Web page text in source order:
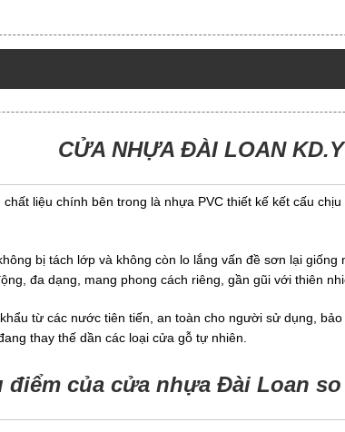
CỬA NHỰA ĐÀI LOAN
liệu chính bên trong là nhựa PVC thiết kế kết cấu
bị tách lớp và không còn lo lắng vấn đề sơn lại
đa dạng, mang phong cách riêng, gần gũi với thiên
từ các nước tiên tiến, an toàn cho người sử dụng,
thay thế dần các loại cửa gỗ tự nhiên.
điểm của cửa nhựa Đài Loan